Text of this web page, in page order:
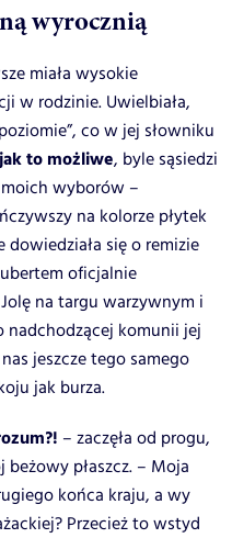
wyrocznią
miała wysokie
w rodzinie. Uwielbiała,
co w jej słowniku
to możliwe, byle sąsiedzi
wyborów –
na kolorze płytek
dowiedziała się o remizie
oficjalnie
na targu warzywnym i
nadchodzącej komunii jej
jeszcze tego samego
jak burza.
– zaczęła od progu,
płaszcz. – Moja
końca kraju, a wy
Przecież to wstyd